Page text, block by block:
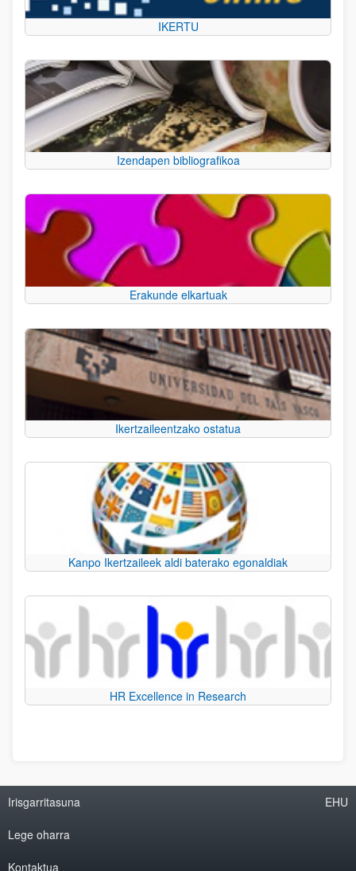
IKERTU
Izendapen bibliografikoa
Erakunde elkartuak
Ikertzaileentzako ostatua
Kanpo Ikertzaileek aldi baterako egonaldiak
HR Excellence in Research
Irisgarritasuna
Lege oharra
Kontaktua
EHU